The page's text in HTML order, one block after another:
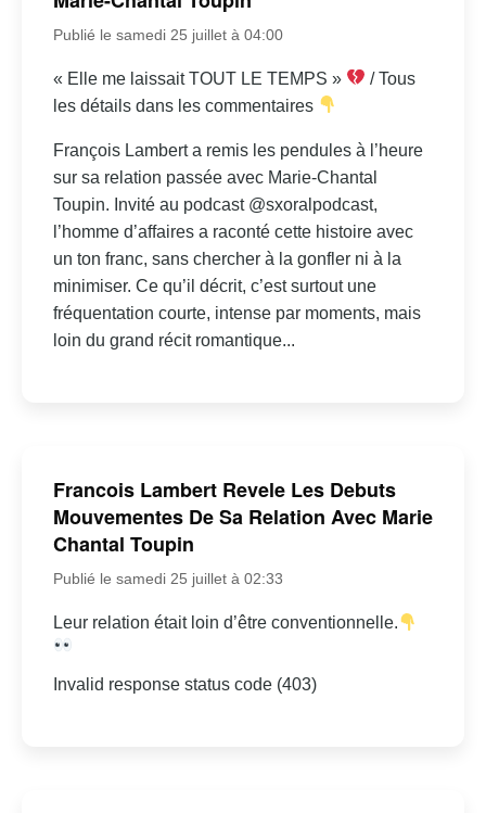
Publié le samedi 25 juillet à 04:00
« Elle me laissait TOUT LE TEMPS »
/ Tous
les détails dans les commentaires
François Lambert a remis les pendules à l’heure
sur sa relation passée avec Marie-Chantal
Toupin. Invité au podcast @sxoralpodcast,
l’homme d’affaires a raconté cette histoire avec
un ton franc, sans chercher à la gonfler ni à la
minimiser. Ce qu’il décrit, c’est surtout une
fréquentation courte, intense par moments, mais
loin du grand récit romantique...
Francois Lambert Revele Les Debuts
Mouvementes De Sa Relation Avec Marie
Chantal Toupin
Publié le samedi 25 juillet à 02:33
Leur relation était loin d’être conventionnelle.
Invalid response status code (403)